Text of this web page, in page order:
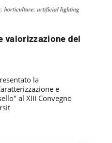
valorizzazione del
la
e
al XIII Convegno